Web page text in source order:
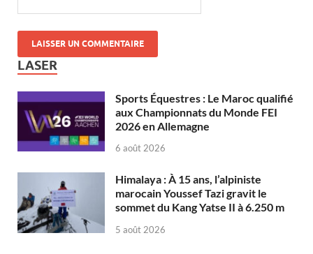
LASER
Sports Équestres : Le Maroc qualifié
aux Championnats du Monde FEI
2026 en Allemagne
6 août 2026
Himalaya : À 15 ans, l’alpiniste
marocain Youssef Tazi gravit le
sommet du Kang Yatse II à 6.250 m
5 août 2026